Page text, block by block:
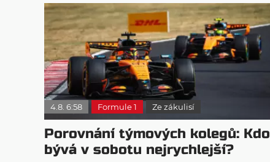
4.8. 6:58 Formule 1 Ze zákulisí
Porovnání týmových kolegů: Kdo
bývá v sobotu nejrychlejší?